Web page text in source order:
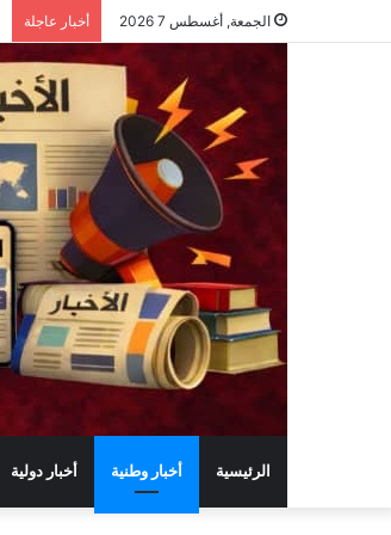
الجمعة, أغسطس 7 2026 أخبار عاجلة
الرئيسية أخبار وطنية أخبار دولية